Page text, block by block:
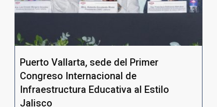
Puerto Vallarta, sede del Primer
Congreso Internacional de
Infraestructura Educativa al Estilo
Jalisco